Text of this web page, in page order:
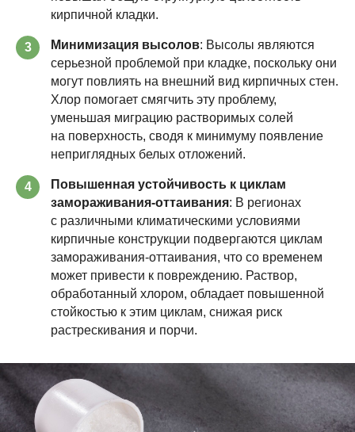
кирпичной кладки.
3 Минимизация высолов: Высолы являются
серьезной проблемой при кладке, поскольку они
могут повлиять на внешний вид кирпичных стен.
Хлор помогает смягчить эту проблему,
уменьшая миграцию растворимых солей
на поверхность, сводя к минимуму появление
неприглядных белых отложений.
4
Повышенная устойчивость к циклам
замораживания-оттаивания: В регионах
с различными климатическими условиями
кирпичные конструкции подвергаются циклам
замораживания-оттаивания, что со временем
может привести к повреждению. Раствор,
обработанный хлором, обладает повышенной
стойкостью к этим циклам, снижая риск
растрескивания и порчи.